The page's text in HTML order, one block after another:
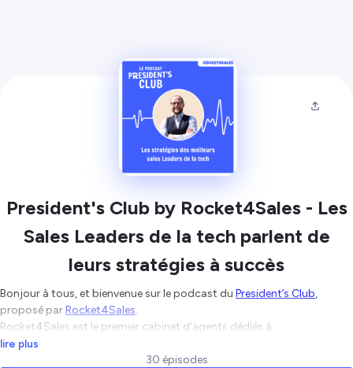
President's Club by Rocket4Sales - Les
Sales Leaders de la tech parlent de
leurs stratégies à succès
Bonjour à tous, et bienvenue sur le podcast du President’s Club,
proposé parRocket4Sales.
Rocket4Sales est le premier cabinet d'agents dédiés à
l'accompagnement de commerciaux experts de la tech. Notre vision ?
Inverser la façon de faire du recrutement !
lire plus
30 épisodes